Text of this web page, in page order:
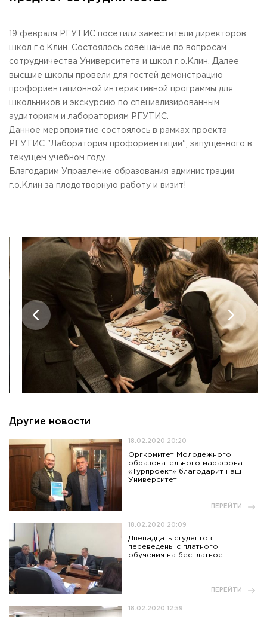
Общежитие / Кампус РГУТИС
Контакты
Научная деятельность
Дополнительное образование
Федеральный ресурсный центр
Федеральное учебно-методическое объединение в
системе ВО
Федеральное учебно-методическое объединение в
системе СПО
Профком
Конкурс ППС
ЗАКАЗАТЬ ОБРАТНЫЙ ЗВОНОК
АДРЕС
141221, Московская обл.,Городской округ
Пушкинский,
пгт. Черкизово, ул. Главная, 99
+7 (495) 940 83 58 - Приемная комиссия
E-MAIL
info@rguts.ru
пн-чт: с 09:00 до 18:00;
пт: с 09:00 до 16:45;
сб-вс: выходной
Приемная комиссия
пн-пт: с 10:00 до 17:00;
сб: с 10:00 до 15:30;
вс: выходной.
19 февраля РГУТИС посетили заместители директоров
школ г.о.Клин. Состоялось совещание по вопросам
сотрудничества Университета и школ г.о.Клин. Далее
высшие школы провели для гостей демонстрацию
профориентационной интерактивной программы для
школьников и экскурсию по специализированным
аудиториям и лабораториям РГУТИС.
Данное мероприятие состоялось в рамках проекта
РГУТИС "Лаборатория профориентации", запущенного в
текущем учебном году.
Благодарим Управление образования администрации
г.о.Клин за плодотворную работу и визит!
Другие новости
18.02.2020 20:20
Оргкомитет Молодёжного
образовательного марафона
«Турпроект» благодарит наш
Университет
ПЕРЕЙТИ
18.02.2020 20:09
Двенадцать студентов
переведены с платного
обучения на бесплатное
ПЕРЕЙТИ
18.02.2020 12:59